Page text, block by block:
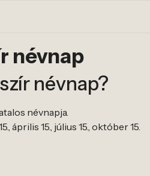
névnap
névnap?
névnapja.
április 15., július 15., október 15.